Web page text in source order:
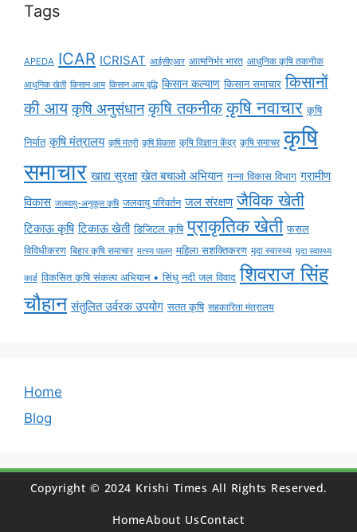
Tags
APEDA ICAR ICRISAT आईसीएआर आत्मनिर्भर भारत आधुनिक कृषि तकनीक
आधुनिक खेती किसान आय किसान आय वृद्धि किसान कल्याण किसान समाचार किसानों
की आय कृषि अनुसंधान कृषि तकनीक कृषि नवाचार कृषि
निर्यात कृषि मंत्रालय कृषि मंत्री कृषि विकास कृषि विज्ञान केंद्र कृषि समाचर कृषि
समाचार खाद्य सुरक्षा खेत बचाओ अभियान गन्ना विकास विभाग ग्रामीण
विकास जलवायु-अनुकूल कृषि जलवायु परिवर्तन जल संरक्षण जैविक खेती
टिकाऊ कृषि टिकाऊ खेती डिजिटल कृषि प्राकृतिक खेती फसल
विविधीकरण बिहार कृषि समाचार मत्स्य पालन महिला सशक्तिकरण मृदा स्वास्थ्य मृदा स्वास्थ्य
कार्ड विकसित कृषि संकल्प अभियान • सिंधु नदी जल विवाद शिवराज सिंह
चौहान संतुलित उर्वरक उपयोग सतत कृषि सहकारिता मंत्रालय
Home
Blog
Copyright © 2024 Krishi Times All Rights Reserved.
HomeAbout UsContact